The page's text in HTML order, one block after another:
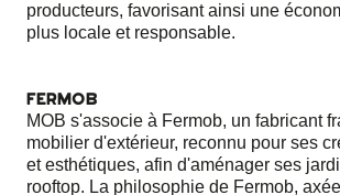
producteurs, favorisant ainsi une
plus locale et responsable.
FERMOB
MOB s'associe à Fermob, un fabricant
mobilier d'extérieur, reconnu pour ses
et esthétiques, afin d'aménager ses
rooftop. La philosophie de Fermob,